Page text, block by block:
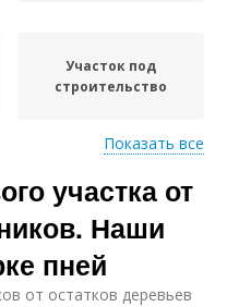
Участок под
строительство
Участок от бурьяна
Показать все
участка от
Наши
пней
от остатков деревьев